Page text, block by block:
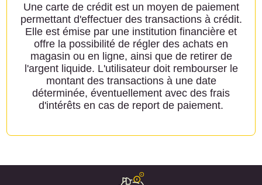
Une carte de crédit est un moyen de paiement
permettant d'effectuer des transactions à crédit.
Elle est émise par une institution financière et
offre la possibilité de régler des achats en
magasin ou en ligne, ainsi que de retirer de
l'argent liquide. L'utilisateur doit rembourser le
montant des transactions à une date
déterminée, éventuellement avec des frais
d'intérêts en cas de report de paiement.